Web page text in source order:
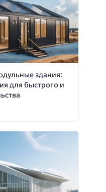
здания:
для быстрого и